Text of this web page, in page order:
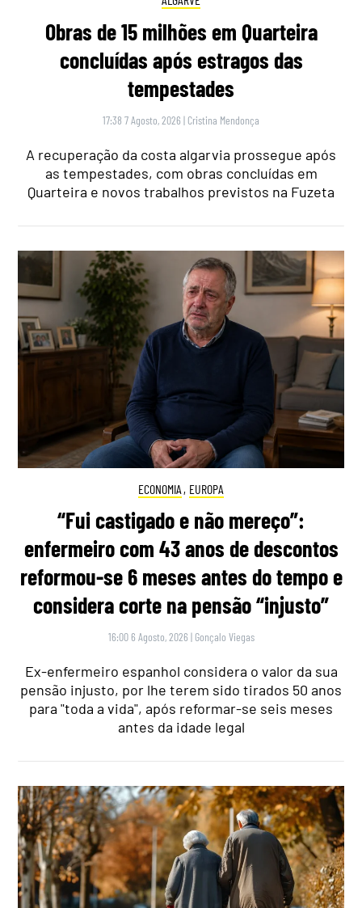
Obras de 15 milhões em Quarteira
concluídas após estragos das
tempestades
17:38 7 Agosto, 2026 | Cristina Mendonça
A recuperação da costa algarvia prossegue após
as tempestades, com obras concluídas em
Quarteira e novos trabalhos previstos na Fuzeta
ECONOMIA , EUROPA
“Fui castigado e não mereço”:
enfermeiro com 43 anos de descontos
reformou-se 6 meses antes do tempo e
considera corte na pensão “injusto”
16:00 6 Agosto, 2026 | Gonçalo Viegas
Ex-enfermeiro espanhol considera o valor da sua
pensão injusto, por lhe terem sido tirados 50 anos
para "toda a vida", após reformar-se seis meses
antes da idade legal